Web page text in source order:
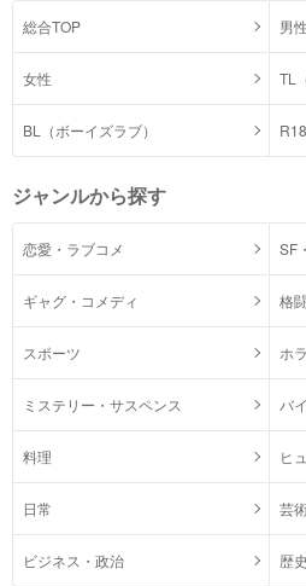
総合TOP 男性
女性 TL
BL（ボーイズラブ）
ジャンルから探す
恋愛・ラブコメ SF
ギャグ・コメディ 格
スポーツ ホ
ミステリー・サスペンス バ
料理 ヒ
日常 芸
ビジネス・政治 歴